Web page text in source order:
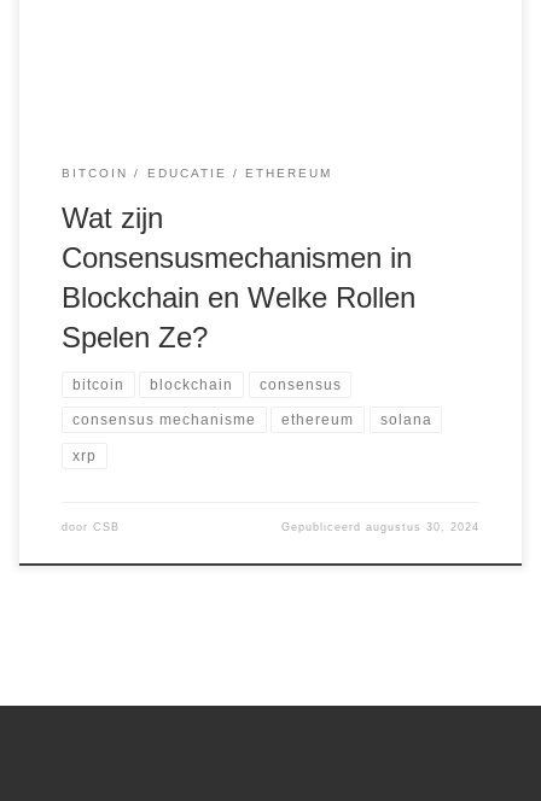
BITCOIN EDUCATIE ETHEREUM
Wat zijn
Consensusmechanismen in
Blockchain en Welke Rollen
Spelen Ze?
bitcoin blockchain consensus
consensus mechanisme ethereum solana
xrp
door CSB Gepubliceerdaugustus 30, 2024